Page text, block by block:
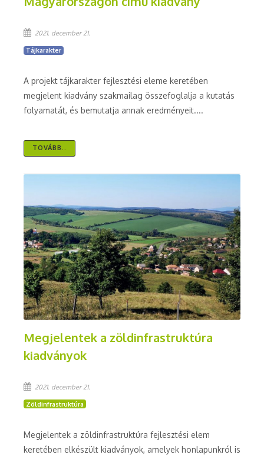
2021. december 21.
Tájkarakter
A projekt tájkarakter fejlesztési eleme keretében
megjelent kiadvány szakmailag összefoglalja a kutatás
folyamatát, és bemutatja annak eredményeit....
TOVÁBB..
Megjelentek a zöldinfrastruktúra
kiadványok
2021. december 21.
Zöldinfrastruktúra
Megjelentek a zöldinfrastruktúra fejlesztési elem
keretében elkészült kiadványok, amelyek honlapunkról is